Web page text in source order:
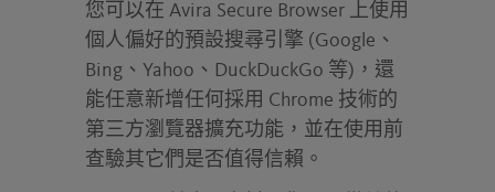
您可以在 Avira Secure Browser 上使用
個人偏好的預設搜尋引擎 (Google、
Bing、Yahoo、DuckDuckGo 等)，還
能任意新增任何採用 Chrome 技術的
第三方瀏覽器擴充功能，並在使用前
查驗其它們是否值得信賴。